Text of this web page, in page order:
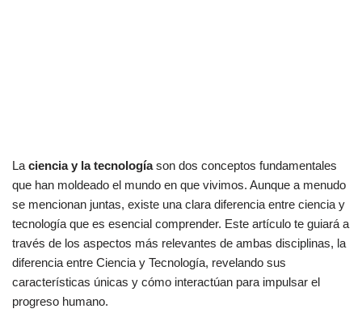
La ciencia y la tecnologíason dos conceptos fundamentales
que han moldeado el mundo en que vivimos. Aunque a menudo
se mencionan juntas, existe una clara diferencia entre ciencia y
tecnología que es esencial comprender. Este artículo te guiará a
través de los aspectos más relevantes de ambas disciplinas, la
diferencia entre Ciencia y Tecnología, revelando sus
características únicas y cómo interactúan para impulsar el
progreso humano.